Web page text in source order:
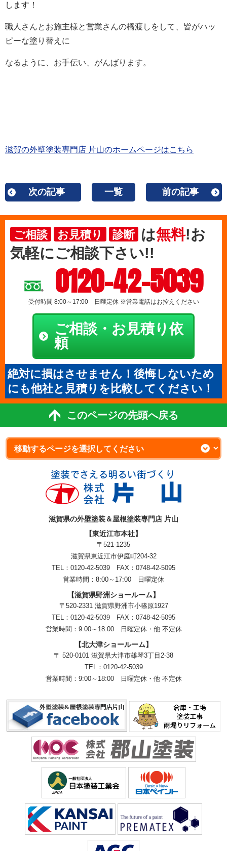
します！
職人さんとお施主様と営業さんの橋渡しをして、皆がハッ
ピーな塗り替えに
なるように、お手伝い、がんばります。
滋賀の外壁塗装専門店 片山のホームページはこちら
次の記事 一覧 前の記事
ご相談 お見積り 診断 は無料!お
気軽にご相談下さい!!
0120-42-5039
受付時間 8:00～17:00 日曜定休 ※営業電話はお控えください
ご相談・お見積り依
頼
絶対に損はさせません！後悔しないため
にも他社と見積りを比較してください！
このページの先頭へ戻る
滋賀県の外壁塗装＆屋根塗装専門店 片山
【東近江市本社】
〒521-1235
滋賀県東近江市伊庭町204-32
TEL：0120-42-5039 FAX：0748-42-5095
営業時間：8:00～17:00 日曜定休
【滋賀県野洲ショールーム】
〒520-2331 滋賀県野洲市小篠原1927
TEL： 0120-42-5039 FAX：0748-42-5095
営業時間：9:00～18:00
日曜定休・他 不定休
【北大津ショールーム】
〒 520-0101 滋賀県大津市雄琴3丁目2-38
TEL： 0120-42-5039
営業時間：9:00～18:00
日曜定休・他 不定休